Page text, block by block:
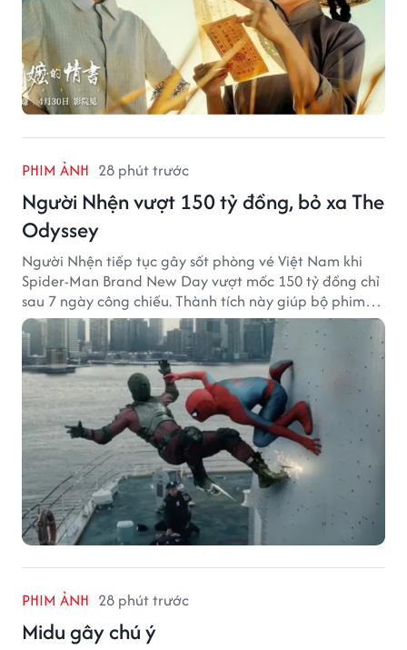
PHIM ẢNH 28 phút trước
Người Nhện vượt 150 tỷ đồng, bỏ xa The
Odyssey
Người Nhện tiếp tục gây sốt phòng vé Việt Nam khi
Spider-Man Brand New Day vượt mốc 150 tỷ đồng chỉ
sau 7 ngày công chiếu. Thành tích này giúp bộ phim
của Tom Holland tạo khoảng cách đáng kể với The
Odyssey trên đường đua doanh thu.
PHIM ẢNH 28 phút trước
Midu gây chú ý